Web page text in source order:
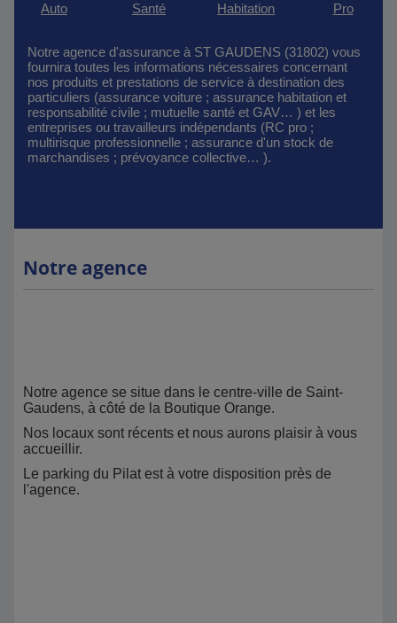
Auto Santé Habitation Pro
Notre agence d'assurance à ST GAUDENS (31802) vous
fournira toutes les informations nécessaires concernant
nos produits et prestations de service à destination des
particuliers (assurance voiture ; assurance habitation et
responsabilité civile ; mutuelle santé et GAV… ) et les
entreprises ou travailleurs indépendants (RC pro ;
multirisque professionnelle ; assurance d'un stock de
marchandises ; prévoyance collective… ).
Notre agence
Notre agence se situe dans le centre-ville de Saint-
Gaudens, à côté de la Boutique Orange.
Nos locaux sont récents et nous aurons plaisir à vous
accueillir.
Le parking du Pilat est à votre disposition près de
l'agence.